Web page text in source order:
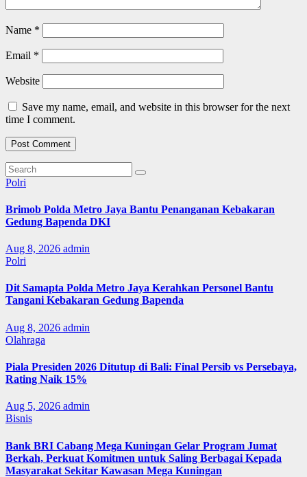
Name *
Email *
Website
Save my name, email, and website in this browser for the next
time I comment.
Polri
Brimob Polda Metro Jaya Bantu Penanganan Kebakaran
Gedung Bapenda DKI
Aug 8, 2026 admin
Polri
Dit Samapta Polda Metro Jaya Kerahkan Personel Bantu
Tangani Kebakaran Gedung Bapenda
Aug 8, 2026 admin
Olahraga
Piala Presiden 2026 Ditutup di Bali: Final Persib vs Persebaya,
Rating Naik 15%
Aug 5, 2026 admin
Bisnis
Bank BRI Cabang Mega Kuningan Gelar Program Jumat
Berkah, Perkuat Komitmen untuk Saling Berbagai Kepada
Masyarakat Sekitar Kawasan Mega Kuningan